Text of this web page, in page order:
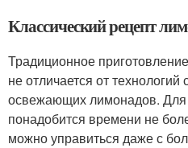
Классический рецепт
Традиционное
не отличается от технологий
освежающих лимонадов. Для
понадобится времени не
можно управиться даже с